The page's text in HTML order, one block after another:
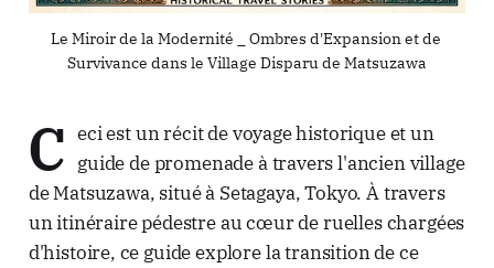
Le Miroir de la Modernité _ Ombres d'Expansion et de
Survivance dans le Village Disparu de Matsuzawa
C eci est un récit de voyage historique et un
guide de promenade à travers l'ancien village
de Matsuzawa, situé à Setagaya, Tokyo. À travers
un itinéraire pédestre au cœur de ruelles chargées
d'histoire, ce guide explore la transition de ce